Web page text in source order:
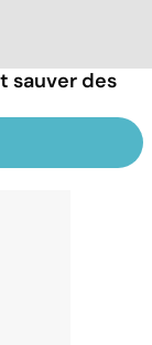
sauver des